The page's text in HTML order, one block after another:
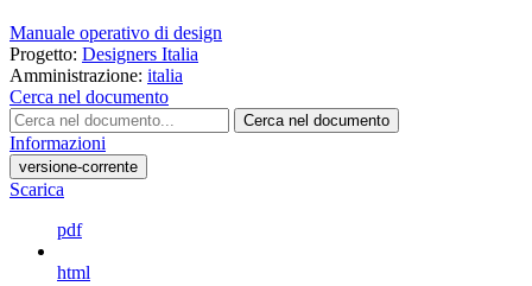
Manuale operativo di design
Progetto: Designers Italia
Amministrazione: italia
Cerca nel documento
Cerca nel documento
Informazioni
versione-corrente
Scarica
pdf
html